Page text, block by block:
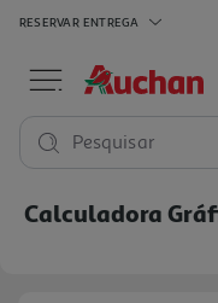
RESERVAR ENTREGA
Pesquisar
Calculadora